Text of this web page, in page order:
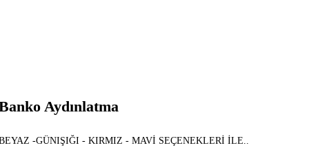
Aydınlatma
-GÜNIŞIĞI - KIRMIZ - MAVİ SEÇENEKLERİ İLE..